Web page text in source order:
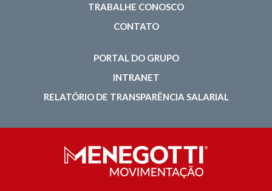
TRABALHE CONOSCO
CONTATO
PORTAL DO GRUPO
INTRANET
RELATÓRIO DE TRANSPARÊNCIA SALARIAL